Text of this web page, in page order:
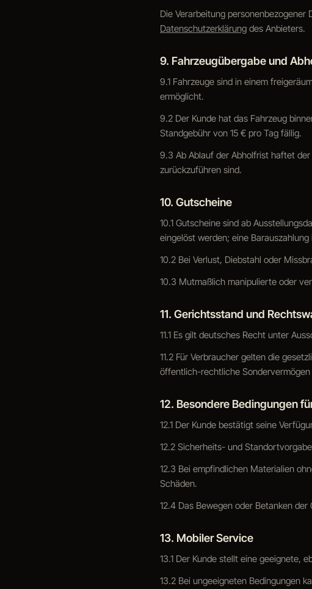
Die Verarbeitung
Datenschutzerklärung des Anbieters.
9. Fahrzeugübergabe und
9.1 Fahrzeuge sind in einem
ermöglicht.
9.2 Der Kunde hat das Fahrzeug
Standgebühr von 15 € pro Tag fällig.
9.3 Ab Ablauf der Abholfrist haftet
zurückzuführen sind.
10. Gutscheine
10.1 Gutscheine sind ab
eingelöst werden; eine
10.2 Bei Verlust, Diebstahl oder
10.3 Mutmaßlich manipulierte oder
11. Gerichtsstand und
11.1 Es gilt deutsches Recht unter
11.2 Für Verbraucher gelten die
öffentlich-rechtliche
12. Besondere Bedingungen
12.1 Der Kunde bestätigt seine
12.2 Sicherheits- und
12.3 Bei empfindlichen Materialien
Schäden.
12.4 Das Bewegen oder Betanken
13. Mobiler Service
13.1 Der Kunde stellt eine geeignete,
13.2 Bei ungeeigneten Bedingungen